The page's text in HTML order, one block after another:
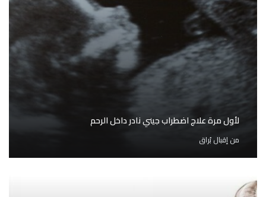
لأول مرة علاج اضطراب جيني نادر داخل الرحم
منإقبال بُراق